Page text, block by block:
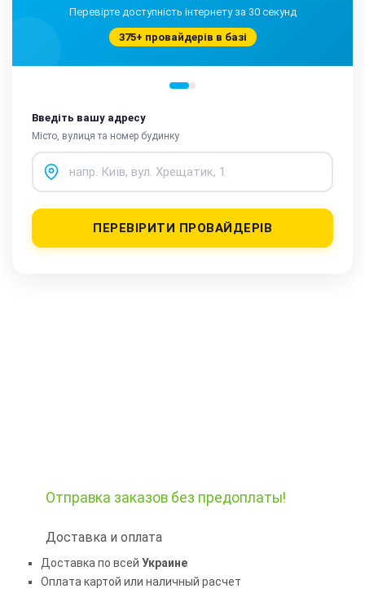
Перевірте доступність інтернету за 30 секунд
375+ провайдерів в базі
Введіть вашу адресу
Місто, вулиця та номер будинку
ПЕРЕВІРИТИ ПРОВАЙДЕРІВ
Отправка заказов без предоплаты!
Доставка и оплата
Доставка по всей Украине
Оплата картой или наличный расчет